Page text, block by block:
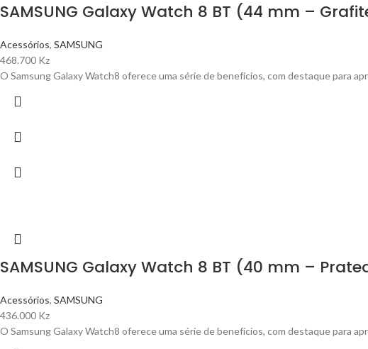
SAMSUNG Galaxy Watch 8 BT (44 mm –
Acessórios, SAMSUNG
468.700 Kz
O Samsung Galaxy Watch8 oferece uma série de benefícios, com destaque para
SAMSUNG Galaxy Watch 8 BT (40 mm –
Acessórios, SAMSUNG
436.000 Kz
O Samsung Galaxy Watch8 oferece uma série de benefícios, com destaque para